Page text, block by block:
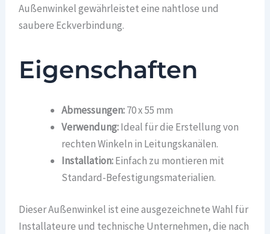
Außenwinkel gewährleistet eine nahtlose und
saubere Eckverbindung.
Eigenschaften
Abmessungen:70 x 55 mm
Verwendung:Ideal für die Erstellung von
rechten Winkeln in Leitungskanälen.
Installation:Einfach zu montieren mit
Standard-Befestigungsmaterialien.
Dieser Außenwinkel ist eine ausgezeichnete Wahl für
Installateure und technische Unternehmen, die nach